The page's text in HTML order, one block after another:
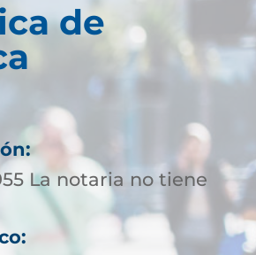
de
La notaria no tiene